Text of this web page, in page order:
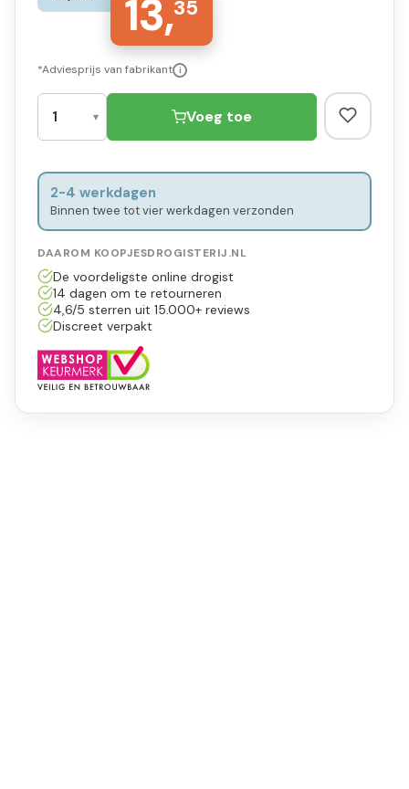
13,35
*Adviesprijs van fabrikant i
Voeg toe
2-4 werkdagen
Binnen twee tot vier werkdagen verzonden
DAAROM KOOPJESDROGISTERIJ.NL
De voordeligste online drogist
14 dagen om te retourneren
4,6/5 sterren uit 15.000+ reviews
Discreet verpakt